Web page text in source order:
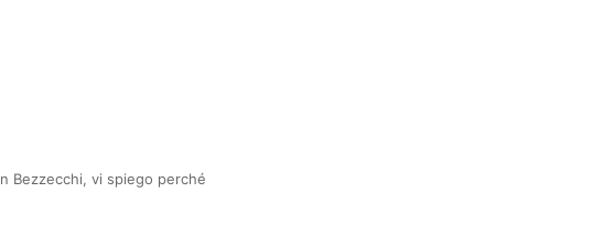
Bezzecchi, vi spiego perché